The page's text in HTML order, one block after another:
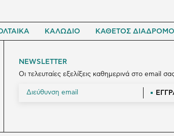
ΚΑΛΩΔΙΟ ΚΑΘΕΤΟΣ
NEWSLETTER
Οι τελευταίες εξελίξεις καθημερινά στο email